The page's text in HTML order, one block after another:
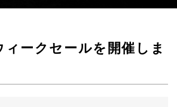
ィークセールを開催しま